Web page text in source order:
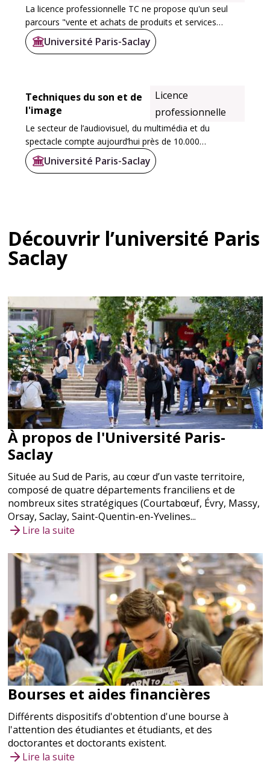
La licence professionnelle TC ne propose qu'un seul
parcours "vente et achats de produits et services
industriels".Université Paris-Saclay
Techniques du son et de
l'image
Licence
professionnelle
Le secteur de l’audiovisuel, du multimédia et du
spectacle compte aujourd’hui près de 10.000
entreprises en France, employant environ 340.000
personnes, majoritairement dans des profils de
Université Paris-Saclay
Découvrir l’université Paris
Saclay
À propos de l'Université Paris-
Saclay
Située au Sud de Paris, au cœur d’un vaste territoire,
composé de quatre départements franciliens et de
nombreux sites stratégiques (Courtabœuf, Évry, Massy,
Orsay, Saclay, Saint-Quentin-en-Yvelines...
Lire la suite
Bourses et aides financières
Différents dispositifs d'obtention d'une bourse à
l'attention des étudiantes et étudiants, et des
doctorantes et doctorants existent.
Lire la suite